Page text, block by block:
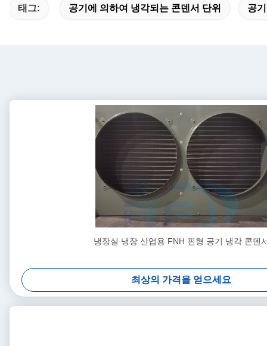
태그: 공기에 의하여 냉각되는 콘덴서 단위 공
냉장실 냉장 산업용 FNH 핀형 공기 냉각 콘덴
최상의 가격을 얻으세요